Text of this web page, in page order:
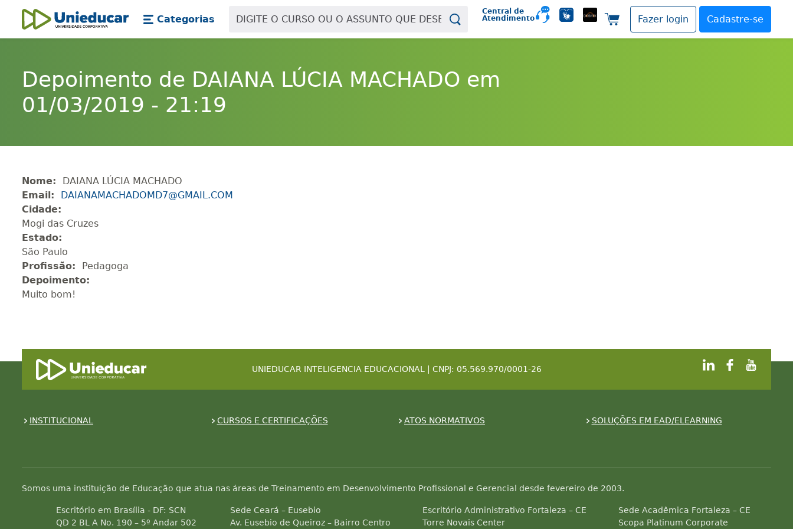
Skip main navigation
Skip to main content
Unieducar
Categorias
Central de
Atendimento
Carrinho de compras
Fazer login Cadastre-se
Depoimento de DAIANA LÚCIA MACHADO em
01/03/2019 - 21:19
Nome:
DAIANA LÚCIA MACHADO
Email:
DAIANAMACHADOMD7@GMAIL.COM
Cidade:
Mogi das Cruzes
Estado:
São Paulo
Profissão:
Pedagoga
Depoimento:
Muito bom!
UNIEDUCAR INTELIGENCIA EDUCACIONAL | CNPJ: 05.569.970/0001-26
INSTITUCIONAL CURSOS E CERTIFICAÇÕES ATOS NORMATIVOS SOLUÇÕES EM EAD/ELEARNING
Somos uma instituição de Educação que atua nas áreas de Treinamento em Desenvolvimento Profissional e Gerencial desde fevereiro de 2003.
Escritório em Brasília - DF: SCN
QD 2 BL A No. 190 – 5º Andar 502
Sede Ceará – Eusebio
Av. Eusebio de Queiroz – Bairro Centro
Escritório Administrativo Fortaleza – CE
Torre Novais Center
Sede Acadêmica Fortaleza – CE
Scopa Platinum Corporate